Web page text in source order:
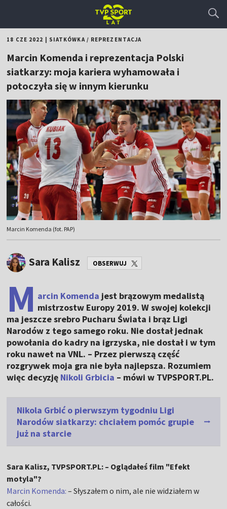
18 CZE 2022 SIATKÓWKA/ REPREZENTACJA
Marcin Komenda i reprezentacja Polski
siatkarzy: moja kariera wyhamowała i
potoczyła się w innym kierunku
Marcin Komenda (fot. PAP)
Sara Kalisz OBSERWUJ
M arcin Komenda jest brązowym medalistą
mistrzostw Europy 2019. W swojej kolekcji
ma jeszcze srebro Pucharu Świata i brąz Ligi
Narodów z tego samego roku. Nie dostał jednak
powołania do kadry na igrzyska, nie dostał i w tym
roku nawet na VNL. – Przez pierwszą część
rozgrywek moja gra nie była najlepsza. Rozumiem
więc decyzję Nikoli Grbicia – mówi w TVPSPORT.PL.
Nikola Grbić o pierwszym tygodniu Ligi
Narodów siatkarzy: chciałem pomóc grupie
już na starcie
Sara Kalisz, TVPSPORT.PL: – Oglądałeś film "Efekt
motyla"?
Marcin Komenda:– Słyszałem o nim, ale nie widziałem w
całości.